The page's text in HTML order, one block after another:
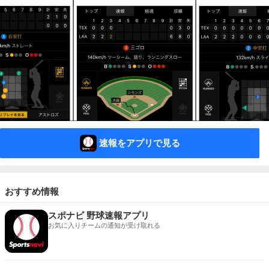
速報をアプリで見る
おすすめ情報
スポナビ 野球速報アプリ
お気に入りチームの通知が受け取れる